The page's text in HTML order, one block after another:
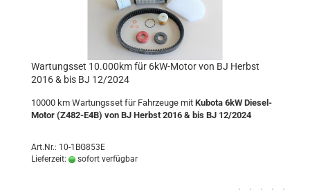
Wartungsset 10.000km für 6kW-Motor von BJ Herbst
2016 & bis BJ 12/2024
10000 km Wartungsset für Fahrzeuge mit Kubota 6kW Diesel-
Motor (Z482-E4B) von BJ Herbst 2016 & bis BJ 12/2024
Art.Nr.: 10-1BG853E
Lieferzeit:
sofort verfügbar